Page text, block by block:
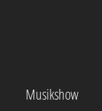
Musikshow